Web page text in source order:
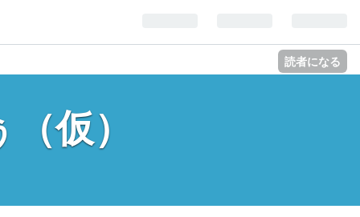
読者になる
仮）